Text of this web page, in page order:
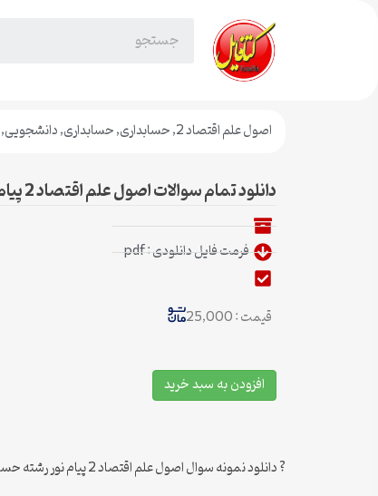
اصول علم اقتصاد 2 ,حسابداری,حسابداری,دانشجویی,
دانلود تمام سوالات اصول علم اقتصاد 2 پیام نور کد درس 1221019
فرمت فایل دانلودی : pdf
قیمت : 25,000
افزودن به سبد خرید
? دانلود نمونه سوال اصول علم اقتصاد 2 پیام نور رشته حسابداری